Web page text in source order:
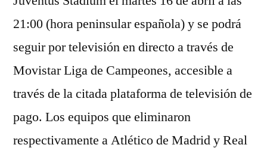
21:00 (hora peninsular española) y se podrá
seguir por televisión en directo a través de
Movistar Liga de Campeones, accesible a
través de la citada plataforma de televisión de
pago. Los equipos que eliminaron
respectivamente a Atlético de Madrid y Real